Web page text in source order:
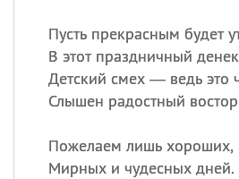
Пусть прекрасным будет
В этот праздничный
Детский смех — ведь это
Слышен радостный
Пожелаем лишь хороших,
Мирных и чудесных дней.
ИМЕНА